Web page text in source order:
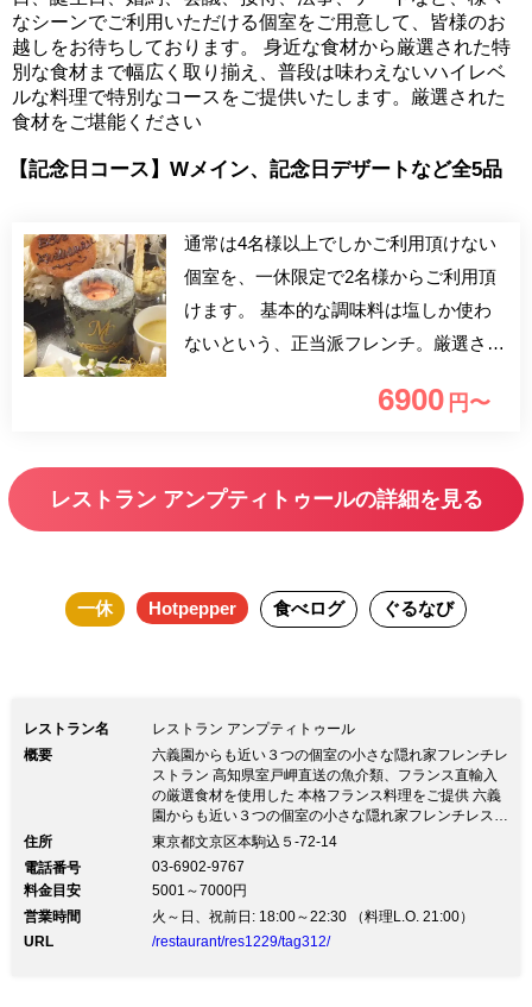
なシーンでご利用いただける個室をご用意して、皆様のお
越しをお待ちしております。 身近な食材から厳選された特
別な食材まで幅広く取り揃え、普段は味わえないハイレベ
ルな料理で特別なコースをご提供いたします。厳選された
食材をご堪能ください
【記念日コース】Wメイン、記念日デザートなど全5品
通常は4名様以上でしかご利用頂けない
個室を、一休限定で2名様からご利用頂
けます。 基本的な調味料は塩しか使わ
ないという、正当派フレンチ。厳選され
出すために、食材のすべてを使い切り、
後の一口までお楽しみ頂けます。ひっそ
りと佇むくつろぎの隠れ家空間で、特別
6900 円〜
レストラン アンプティトゥールの詳細を見る
一休 Hotpepper 食べログ ぐるなび
レストラン名
レストラン アンプティトゥール
概要
六義園からも近い３つの個室の小さな隠れ家フレンチレ
ストラン 高知県室戸岬直送の魚介類、フランス直輸入
の厳選食材を使用した 本格フランス料理をご提供 六義
園からも近い３つの個室の小さな隠れ家フレンチレスト
ラン 高知県室戸岬直送の魚介類、フランス直輸入の厳
ながら豊かな自然を感じることができる駒込エリア。
六義園からも近く、落ち着いた雰囲気の中で本格的なフ
レンチをお楽しみいただけます。 フランスで長年修行
したシェフが一摘みの塩によって引き出す、 素材本来
住所
東京都文京区本駒込５-72-14
電話番号
03-6902-9767
料金目安
5001～7000円
営業時間
火～日、祝前日: 18:00～22:30 （料理L.O. 21:00）
URL
/restaurant/res1229/tag312/